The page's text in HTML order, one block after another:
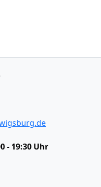
- 19:30 Uhr